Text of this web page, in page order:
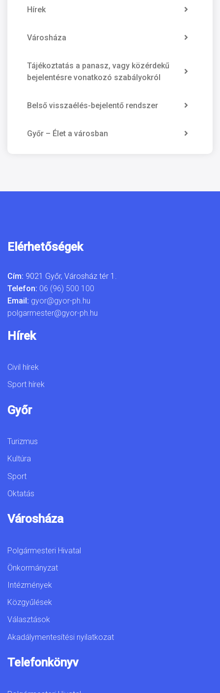
Hírek
Városháza
Tájékoztatás a panasz, vagy közérdekű
bejelentésre vonatkozó szabályokról
Belső visszaélés-bejelentő rendszer
Győr – Élet a városban
Elérhetőségek
Cím: 9021 Győr, Városház tér 1.
Telefon: 06 (96) 500 100
Email: gyor@gyor-ph.hu
polgarmester@gyor-ph.hu
Hírek
Civil hírek
Sport hírek
Győr
Turizmus
Kultúra
Sport
Oktatás
Városháza
Polgármesteri Hivatal
Önkormányzat
Intézmények
Közgyűlések
Választások
Akadálymentesítési nyilatkozat
Telefonkönyv